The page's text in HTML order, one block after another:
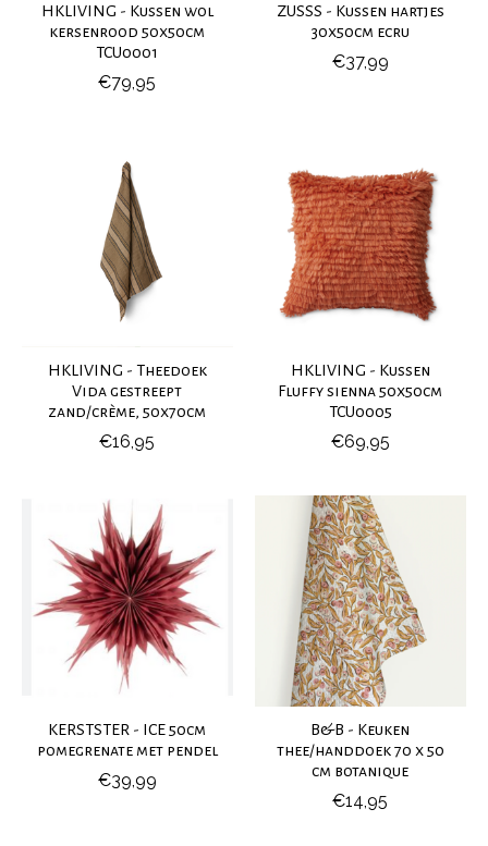
HKLIVING - Kussen wol
kersenrood 50x50cm
TCU0001
€79,95
ZUSSS - Kussen hartjes
30x50cm ecru
€37,99
HKLIVING - Theedoek
Vida gestreept
zand/crème, 50x70cm
€16,95
HKLIVING - Kussen
Fluffy sienna 50x50cm
TCU0005
€69,95
KERSTSTER - ICE 50cm
pomegrenate met pendel
€39,99
B&B - Keuken
thee/handdoek 70 x 50
cm botanique
€14,95